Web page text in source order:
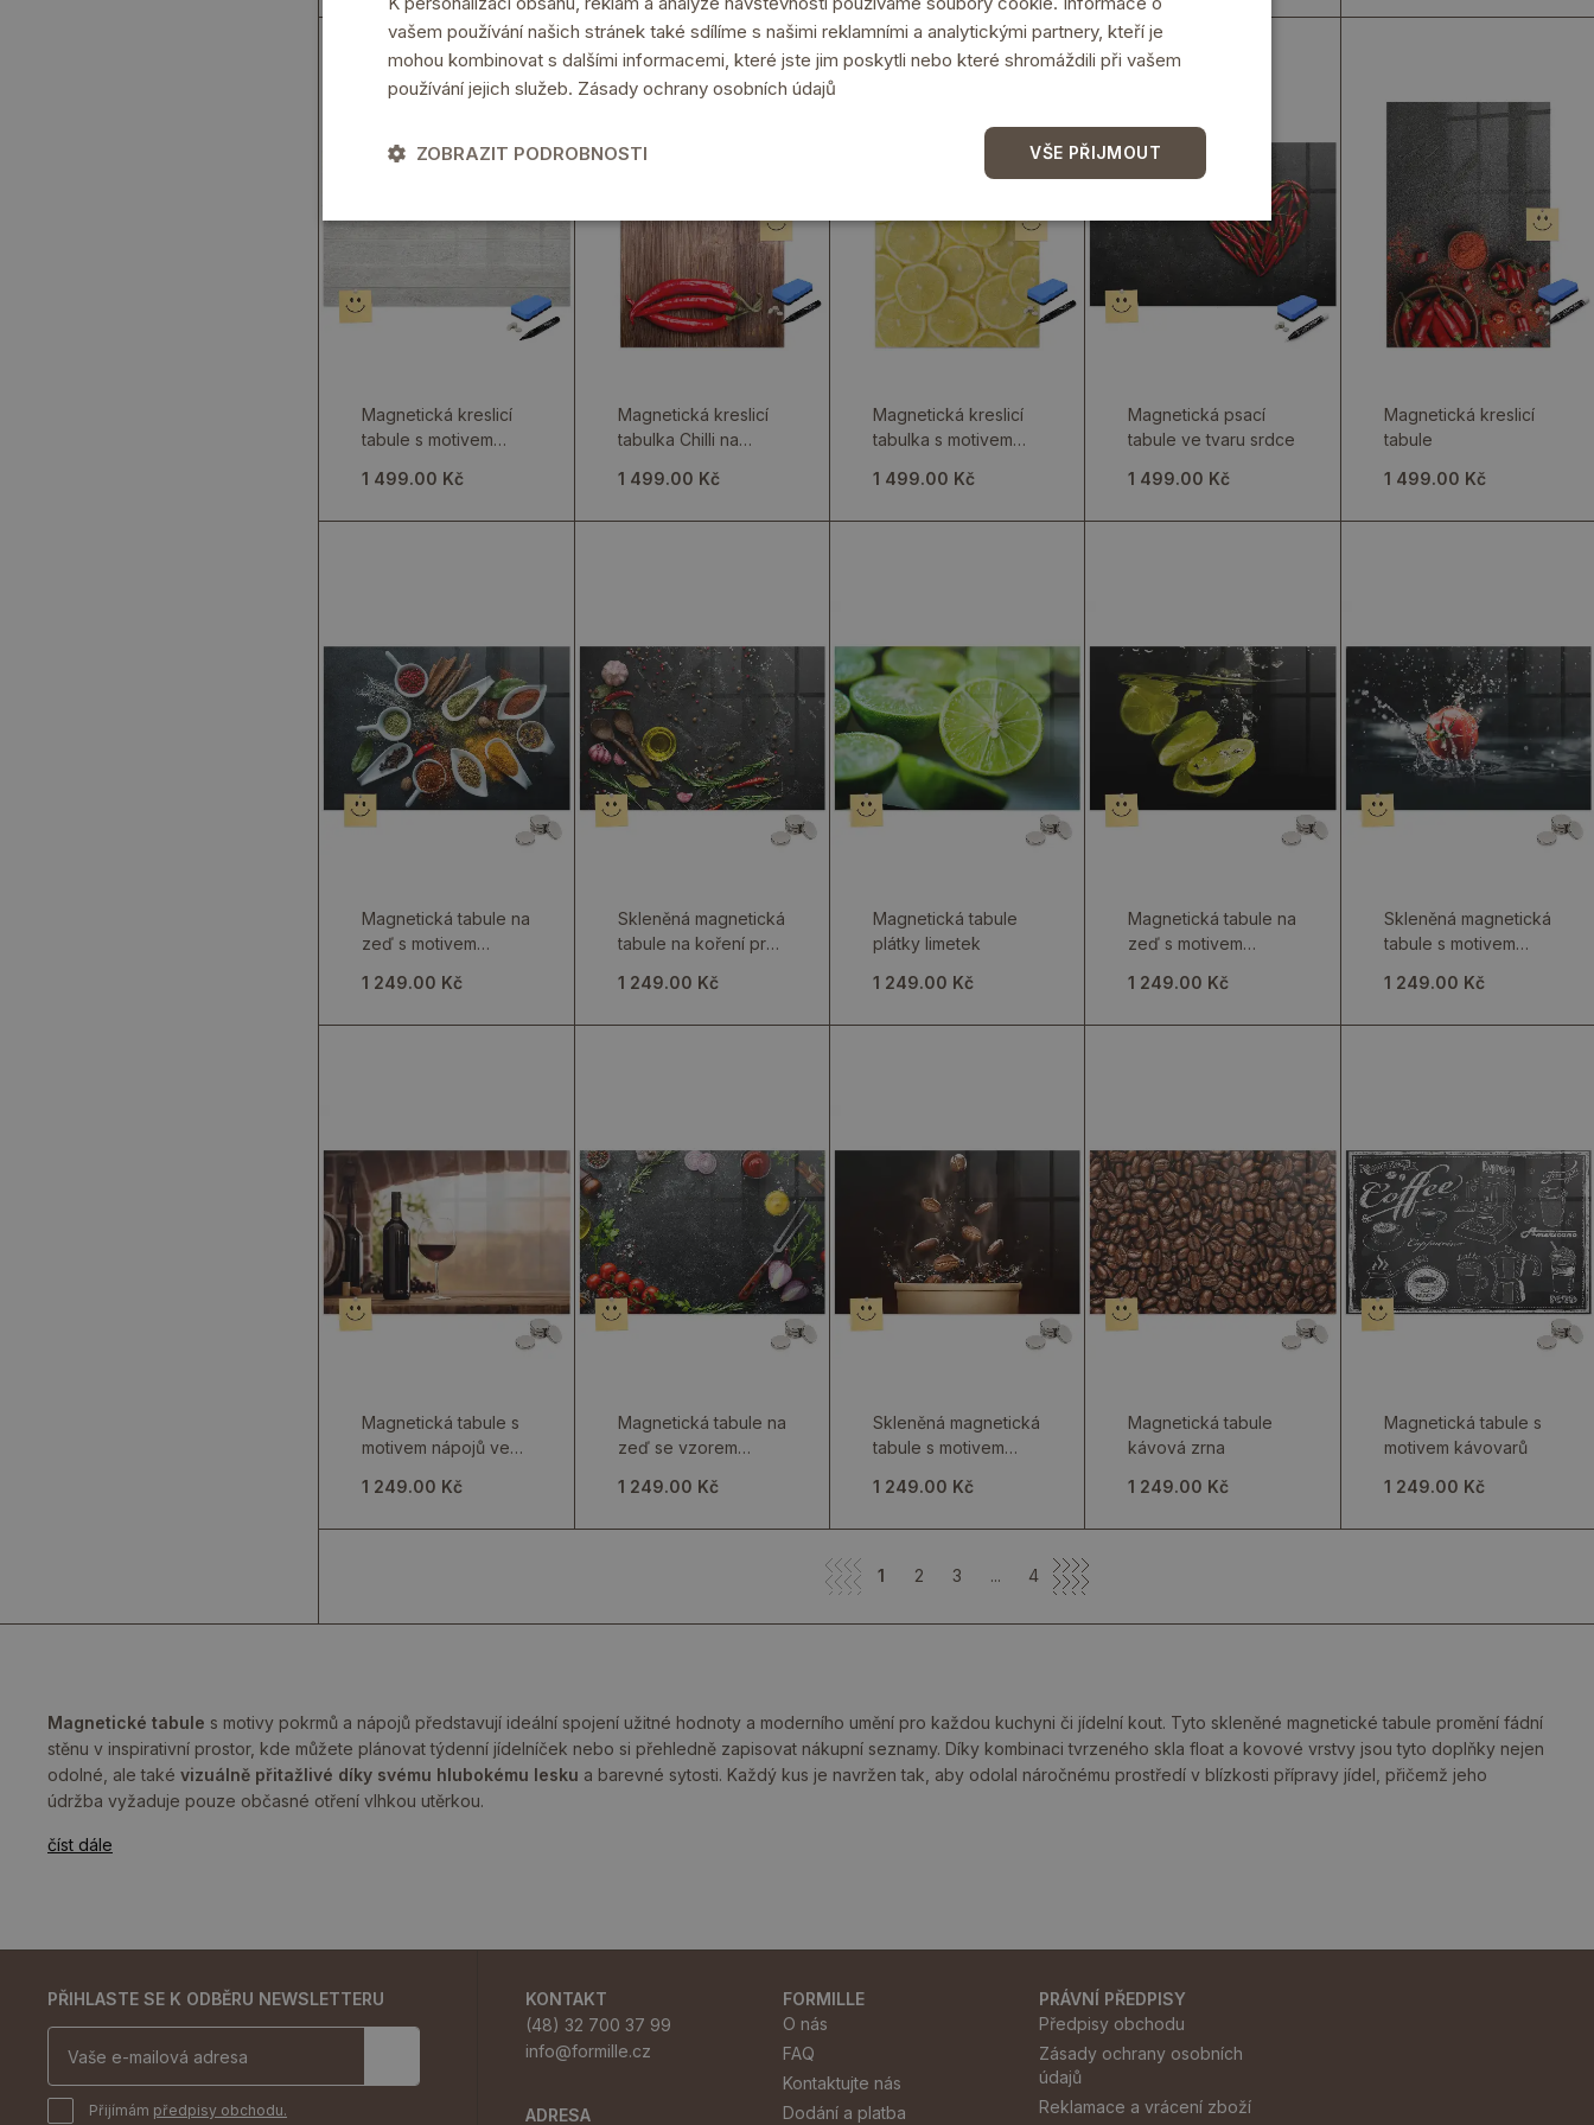
Magnetická kreslicí
tabule s motivem
1 499.00 Kč
Magnetická kreslicí
tabulka Chilli na
1 499.00 Kč
Magnetická kreslicí
tabulka s motivem
1 499.00 Kč
Magnetická psací
tabule ve tvaru srdce
1 499.00 Kč
Magnetická kreslicí
tabule
1 499.00 Kč
Magnetická tabule na
zeď s motivem
1 249.00 Kč
Skleněná magnetická
tabule na koření pro
1 249.00 Kč
Magnetická tabule
plátky limetek
1 249.00 Kč
Magnetická tabule na
zeď s motivem
1 249.00 Kč
Skleněná magnetická
tabule s motivem
1 249.00 Kč
Magnetická tabule s
motivem nápojů ve
1 249.00 Kč
Magnetická tabule na
zeď se vzorem
kuchyňské lince
1 249.00 Kč
Skleněná magnetická
tabule s motivem
1 249.00 Kč
Magnetická tabule
kávová zrna
1 249.00 Kč
Magnetická tabule s
motivem kávovarů
1 249.00 Kč
1 2 3 ... 4
Magnetické tabule s motivy pokrmů a nápojů představují ideální spojení užitné hodnoty a moderního umění pro každou kuchyni či jídelní kout. Tyto skleněné magnetické tabule promění fádní
stěnu v inspirativní prostor, kde můžete plánovat týdenní jídelníček nebo si přehledně zapisovat nákupní seznamy. Díky kombinaci tvrzeného skla float a kovové vrstvy jsou tyto doplňky nejen
odolné, ale také vizuálně přitažlivé díky svému hlubokému lesku a barevné sytosti. Každý kus je navržen tak, aby odolal náročnému prostředí v blízkosti přípravy jídel, přičemž jeho
údržba vyžaduje pouze občasné otření vlhkou utěrkou.
číst dále
PŘIHLASTE SE K ODBĚRU NEWSLETTERU
Přijímám předpisy obchodu.
KONTAKT
(48) 32 700 37 99
info@formille.cz
ADRESA
FORMILLE
O nás
FAQ
Kontaktujte nás
Dodání a platba
PRÁVNÍ PŘEDPISY
Předpisy obchodu
Zásady ochrany osobních
údajů
Reklamace a vrácení zboží
vašem používání našich stránek také sdílíme s našimi reklamními a analytickými partnery, kteří je
mohou kombinovat s dalšími informacemi, které jste jim poskytli nebo které shromáždili při vašem
používání jejich služeb. Zásady ochrany osobních údajů
VŠE PŘIJMOUT
ZOBRAZIT PODROBNOSTI